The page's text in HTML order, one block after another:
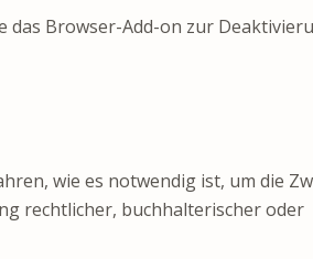
das Browser-Add-on zur
wie es notwendig ist, um die
rechtlicher, buchhalterischer oder